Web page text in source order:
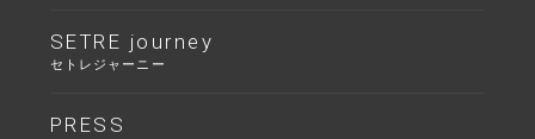
SETRE journey
セトレジャーニー
PRESS